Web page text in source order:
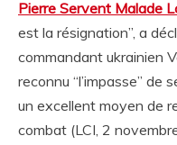
Pierre Servent Malade
est la résignation”, a
commandant ukrainien
reconnu “l’impasse” de
un excellent moyen de
combat (LCI, 2